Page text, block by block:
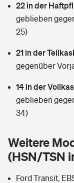
Wer versichert
Sie haben Fragen?
Tools
Hochwasser-
Kinderinvalidität
Hundehalter-
Handyversicherung
Private
Zur Übersicht
Tools
Wer versichert
Rentenrechner:
22 in der
geblieben
25)
21 in der
gegenüber
14 in der
geblieben
34)
Weitere
(HSN/TSN
Ford Transit,